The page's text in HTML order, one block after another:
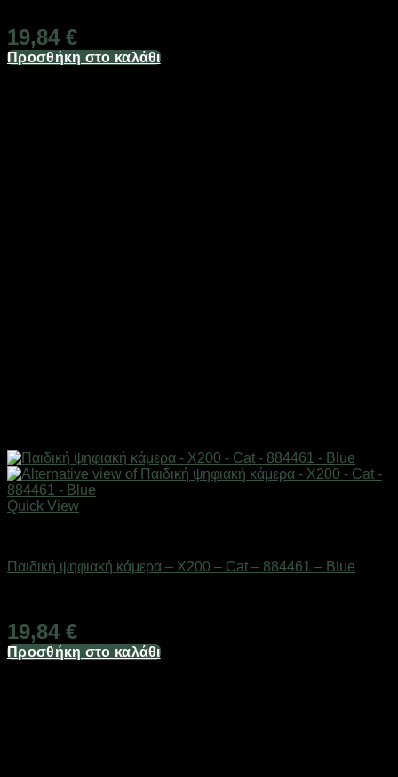
19,84 €
Προσθήκη στο καλάθι
Quick View
Παιδική ψηφιακή κάμερα – X200 – Cat – 884461 – Blue
19,84 €
Προσθήκη στο καλάθι